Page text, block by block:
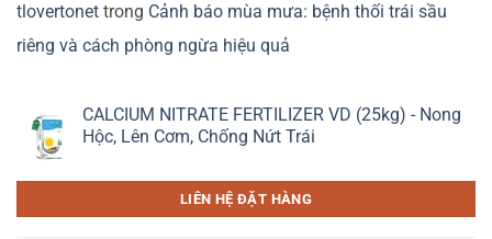
tlovertonet trong Cảnh báo mùa mưa: bệnh thối trái sầu
riêng và cách phòng ngừa hiệu quả
CALCIUM NITRATE FERTILIZER VD (25kg) - Nong
Hộc, Lên Cơm, Chống Nứt Trái
LIÊN HỆ ĐẶT HÀNG